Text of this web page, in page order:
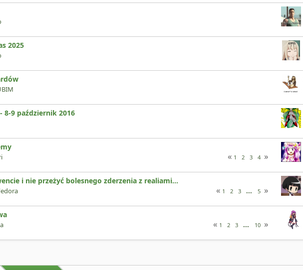
2025
8-9 październik 2016
1 2 3 4
i nie przeżyć bolesnego zderzenia z realiami...
1 2 3 ... 5
1 2 3 ... 10